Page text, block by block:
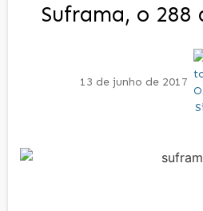
Suframa, o 288
13 de junho de 2017